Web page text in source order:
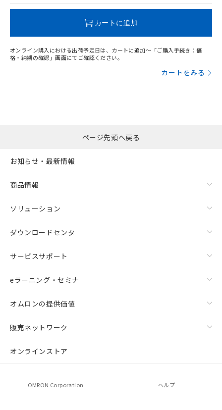
カートに追加
オンライン購入における出荷予定日は、カートに追加～「ご購入手続き：価
格・納期の確認」画面にてご確認ください。
カートをみる
ページ先頭へ戻る
お知らせ・最新情報
商品情報
ソリューション
ダウンロードセンタ
サービスサポート
eラーニング・セミナ
オムロンの提供価値
販売ネットワーク
オンラインストア
OMRON Corporation ヘルプ